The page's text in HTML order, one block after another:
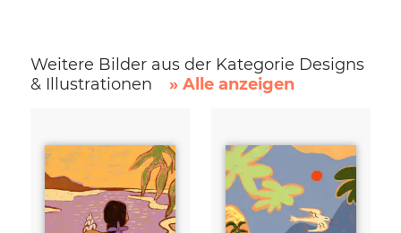
Weitere Bilder aus der Kategorie Designs
& Illustrationen
» Alle anzeigen